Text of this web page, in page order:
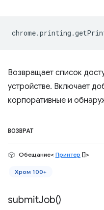
chrome.printing .
Возвращает список
устройстве. Включает
корпоративные и
ВОЗВРАТ
Обещание< Принтер []>
Хром 100+
submitJob()